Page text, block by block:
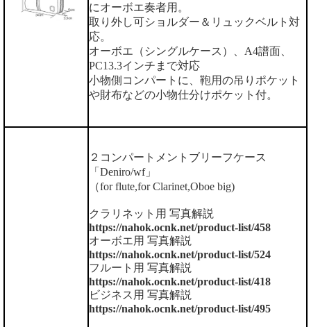
にオーボエ奏者用。
取り外し可ショルダー＆リュックベルト対
応。
オーボエ（シングルケース）、A4譜面、
PC13.3インチまで対応
小物側コンパートに、鞄用の吊りポケット
や財布などの小物仕分けポケット付。
２コンパートメントブリーフケース
「Deniro/wf」
（for flute,for Clarinet,Oboe big)
クラリネット用 写真解説
https://nahok.ocnk.net/product-list/458
オーボエ用 写真解説
https://nahok.ocnk.net/product-list/524
フルート用 写真解説
https://nahok.ocnk.net/product-list/418
ビジネス用 写真解説
https://nahok.ocnk.net/product-list/495